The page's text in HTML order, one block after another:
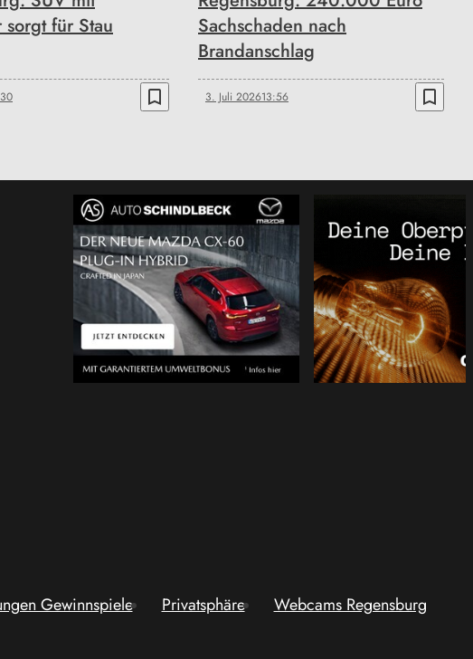
für Stau
bookmark_border
Sachschaden nach
Brandanschlag
3. Juli 202613:56 bookmark_border
Gewinnspiele Privatsphäre Webcams Regensburg